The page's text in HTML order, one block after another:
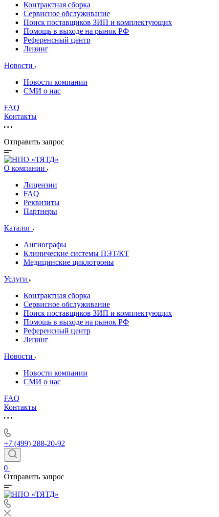
Контрактная сборка
Сервисное обслуживание
Поиск поставщиков ЗИП и комплектующих
Помощь в выходе на рынок РФ
Референсный центр
Лизинг
Новости
Новости компании
СМИ о нас
FAQ
Контакты
Отправить запрос
О компании
Лицензии
FAQ
Реквизиты
Партнеры
Каталог
Ангиографы
Клинические системы ПЭТ/КТ
Медицинские циклотроны
Услуги
Контрактная сборка
Сервисное обслуживание
Поиск поставщиков ЗИП и комплектующих
Помощь в выходе на рынок РФ
Референсный центр
Лизинг
Новости
Новости компании
СМИ о нас
FAQ
Контакты
+7 (499) 288-20-92
0
Отправить запрос